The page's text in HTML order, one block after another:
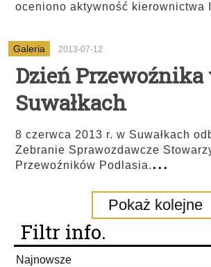
oceniono aktywność kierownictwa
Galeria 2013-07-12
Dzień Przewoźnika
Suwałkach
8 czerwca 2013 r. w Suwałkach
Zebranie Sprawozdawcze
Przewoźników Podlasia. ...
Pokaż kolejne
Filtr info.
Najnowsze